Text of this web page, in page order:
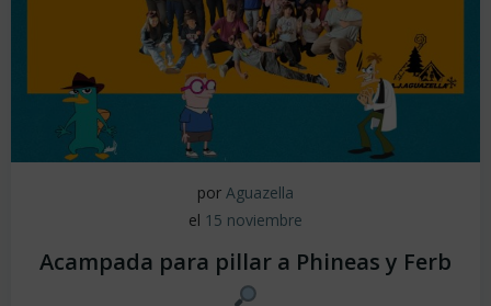
por Aguazella
el 15 noviembre
Acampada para pillar a Phineas y Ferb